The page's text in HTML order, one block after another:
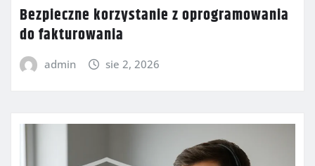
Bezpieczne korzystanie z oprogramowania
do fakturowania
admin sie 2, 2026